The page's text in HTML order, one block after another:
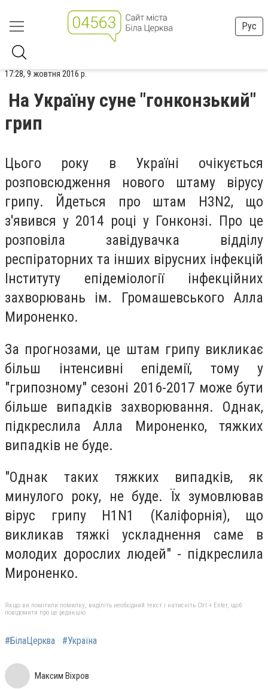
Рус
17:28, 9 жовтня 2016 р.
На Україну суне "гонконзький"
грип
Цього року в Україні очікується
розповсюдження нового штаму вірусу
грипу. Йдеться про штам Н3N2, що
з'явився у 2014 році у Гонконзі. Про це
розповіла завідувачка відділу
респіраторних та інших вірусних інфекцій
Інституту епідеміології інфекційних
захворювань ім. Громашевського Алла
Мироненко.
За прогнозами, це штам грипу викликає
більш інтенсивні епідемії, тому у
"грипозному" сезоні 2016-2017 може бути
більше випадків захворювання. Однак,
підкреслила Алла Мироненко, тяжких
випадків не буде.
"Однак таких тяжких випадків, як
минулого року, не буде. Їх зумовлював
вірус грипу Н1N1 (Каліфорнія), що
викликав тяжкі ускладнення саме в
молодих дорослих людей" - підкреслила
Мироненко.
Якщо ви помітили помилку, виділіть необхідний текст і натисніть Ctrl + Enter, щоб
повідомити про це редакцію
#БілаЦерква #Україна
Максим Віхров